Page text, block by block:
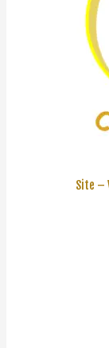
Site –